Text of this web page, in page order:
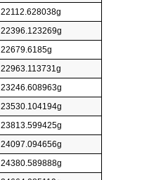
22112.628038g
22396.123269g
22679.6185g
22963.113731g
23246.608963g
23530.104194g
23813.599425g
24097.094656g
24380.589888g